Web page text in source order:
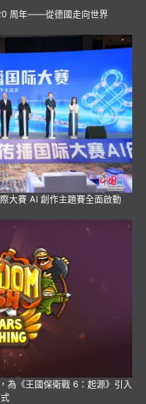
周年——從德國走向世界
大賽 AI 創作主題賽全面啟動
為《王國保衛戰 6：起源》引入